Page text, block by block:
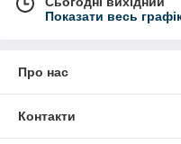
Показати весь
Про нас
Контакти